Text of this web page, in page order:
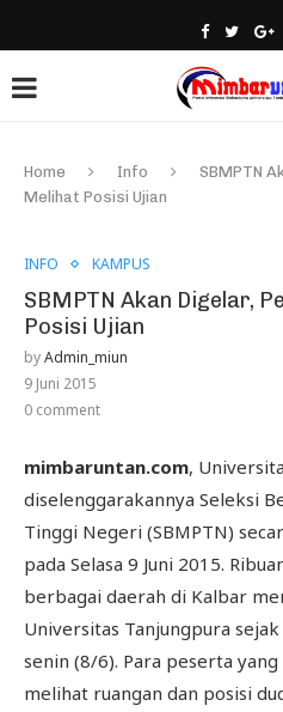
Home Info
SBMPTN
Melihat Posisi Ujian
INFO KAMPUS
SBMPTN Akan Digelar,
Posisi Ujian
byAdmin_miun
9 Juni 2015
0 comment
mimbaruntan.com,
diselenggarakannya Seleksi
Tinggi Negeri (SBMPTN)
pada Selasa 9 Juni 2015.
berbagai daerah di Kalbar
Universitas Tanjungpura
senin (8/6). Para peserta
melihat ruangan dan posisi